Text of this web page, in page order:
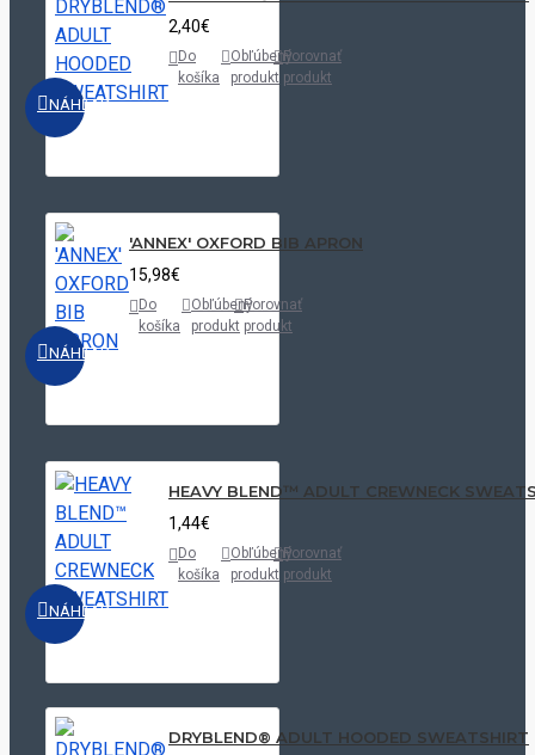
NÁHĽAD
2,40€
Do
košíka
Obľúbený
produkt
Porovnať
produkt
NÁHĽAD
'ANNEX' OXFORD BIB APRON
15,98€
Do
košíka
Obľúbený
produkt
Porovnať
produkt
NÁHĽAD
HEAVY BLEND™ ADULT CREWNECK
1,44€
Do
košíka
Obľúbený
produkt
Porovnať
produkt
DRYBLEND® ADULT HOODED SWEATSHIRT